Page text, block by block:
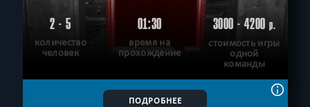
2 - 5
количество
человек
01:30
время на
прохождение
3000 - 4200р.
стоимость игры
одной
команды
ПОДРОБНЕЕ